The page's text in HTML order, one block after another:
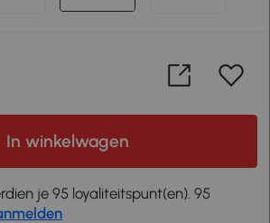
In winkelwagen
je 95 loyaliteitspunt(en). 95